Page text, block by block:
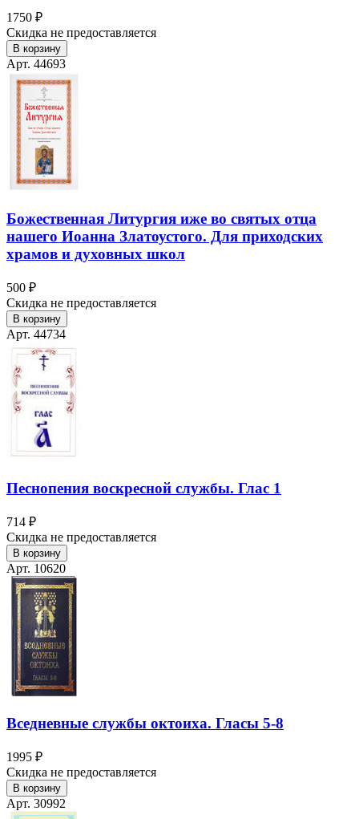
1750 ₽
Скидка не предоставляется
В корзину
Арт. 44693
Божественная Литургия иже во святых отца
нашего Иоанна Златоустого. Для приходских
храмов и духовных школ
500 ₽
Скидка не предоставляется
В корзину
Арт. 44734
Песнопения воскресной службы. Глас 1
714 ₽
Скидка не предоставляется
В корзину
Арт. 10620
Вседневные службы октоиха. Гласы 5-8
1995 ₽
Скидка не предоставляется
В корзину
Арт. 30992